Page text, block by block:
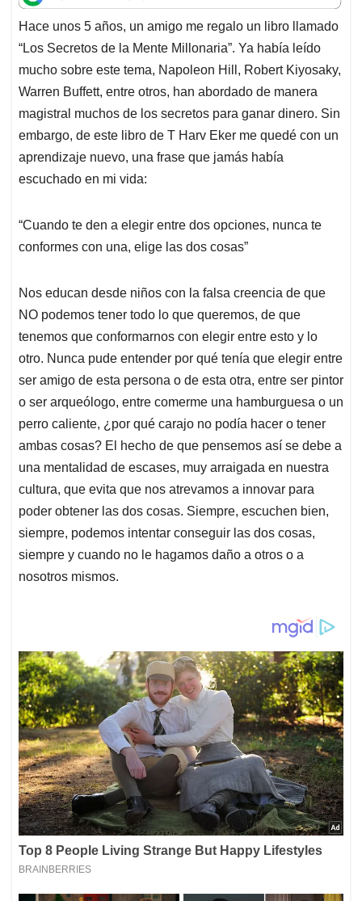
t
s
A
p
p
e
b
o
o
k
k
e
d
I
n
i
l
e
a
d
s
Hace unos 5 años, un amigo me regalo un libro llamado
“Los Secretos de la Mente Millonaria”. Ya había leído
mucho sobre este tema, Napoleon Hill, Robert Kiyosaky,
Warren Buffett, entre otros, han abordado de manera
magistral muchos de los secretos para ganar dinero. Sin
embargo, de este libro de T Harv Eker me quedé con un
aprendizaje nuevo, una frase que jamás había
escuchado en mi vida:
“Cuando te den a elegir entre dos opciones, nunca te
conformes con una, elige las dos cosas”
Nos educan desde niños con la falsa creencia de que
NO podemos tener todo lo que queremos, de que
tenemos que conformarnos con elegir entre esto y lo
otro. Nunca pude entender por qué tenía que elegir entre
ser amigo de esta persona o de esta otra, entre ser pintor
o ser arqueólogo, entre comerme una hamburguesa o un
perro caliente, ¿por qué carajo no podía hacer o tener
ambas cosas? El hecho de que pensemos así se debe a
una mentalidad de escases, muy arraigada en nuestra
cultura, que evita que nos atrevamos a innovar para
poder obtener las dos cosas. Siempre, escuchen bien,
siempre, podemos intentar conseguir las dos cosas,
siempre y cuando no le hagamos daño a otros o a
nosotros mismos.